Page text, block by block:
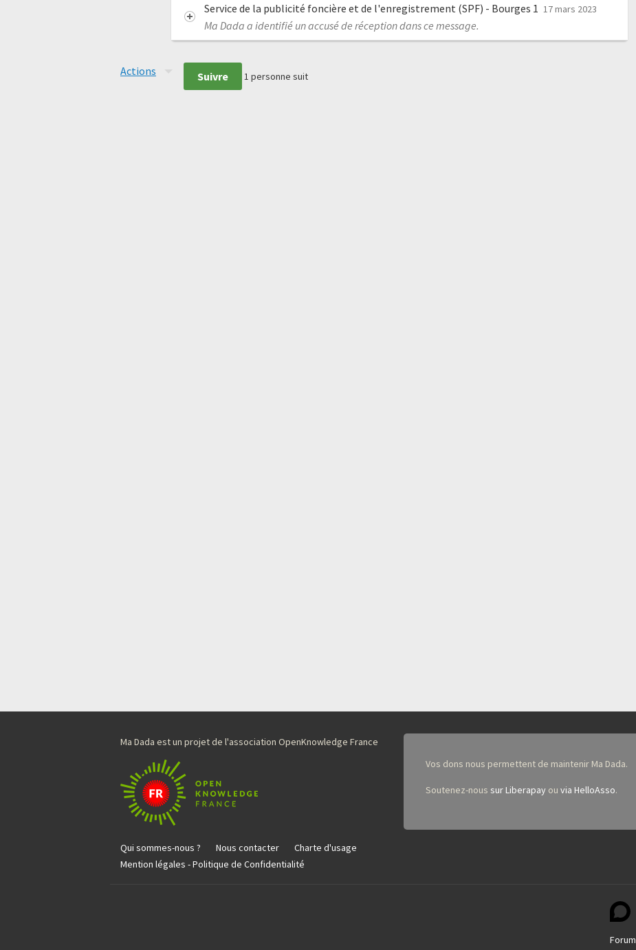
Service de la publicité foncière et de l'enregistrement (SPF) - Bourges 1 17 mars 2023
Ma Dada a identifié un accusé de réception dans ce message.
Actions Suivre 1 personne suit
Ma Dada est un projet de l'association OpenKnowledge France
Qui sommes-nous ? Nous contacter
Charte d'usage
Mention légales - Politique de Confidentialité
Vos dons nous permettent de maintenir Ma Dada.
Soutenez-nous sur Liberapayou via HelloAsso.
Forum